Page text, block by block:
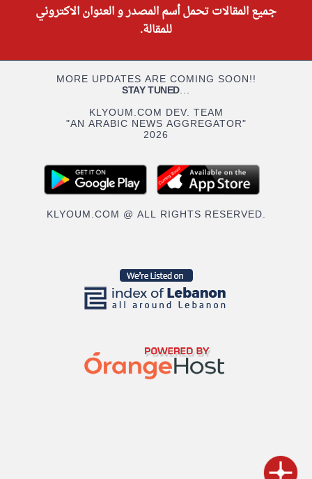
جميع المقالات تحمل أسم المصدر و العنوان الاكتروني
للمقالة.
MORE UPDATES ARE COMING SOON!!
STAY TUNED...
KLYOUM.COM DEV. TEAM
"AN ARABIC NEWS AGGREGATOR"
2026
KLYOUM.COM @ ALL RIGHTS RESERVED.